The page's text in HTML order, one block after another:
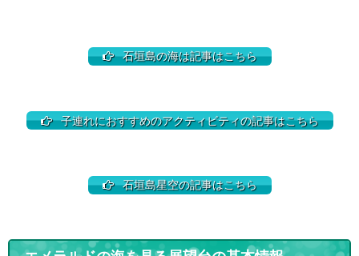
石垣島の海は記事はこちら
子連れにおすすめのアクティビティの記事はこちら
石垣島星空の記事はこちら